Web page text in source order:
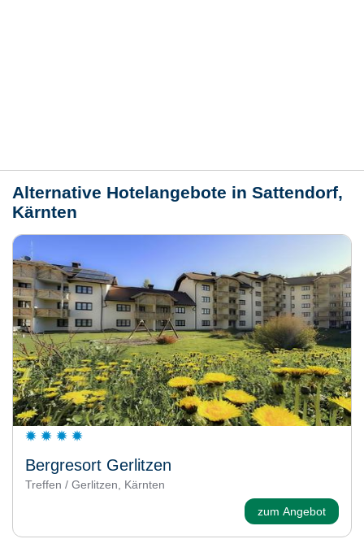
Alternative Hotelangebote in Sattendorf,
Kärnten
Bergresort Gerlitzen
Treffen / Gerlitzen, Kärnten
zum Angebot